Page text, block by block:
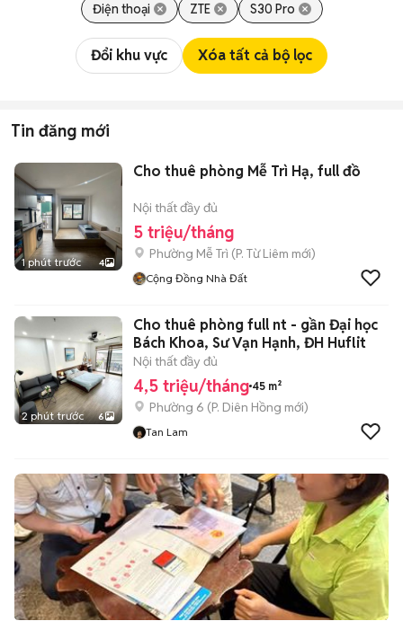
Điện thoại ZTE S30 Pro
Đổi khu vực Xóa tất cả bộ lọc
Tin đăng mới
1 phút trước 4
Cho thuê phòng Mễ Trì Hạ, full đồ
Nội thất đầy đủ
5 triệu/tháng
Phường Mễ Trì (P. Từ Liêm mới)
Cộng Đồng Nhà Đất
2 phút trước 6
Cho thuê phòng full nt - gần Đại học
Bách Khoa, Sư Vạn Hạnh, ĐH Huflit
Nội thất đầy đủ
4,5 triệu/tháng 45 m²
Phường 6 (P. Diên Hồng mới)
Tan Lam